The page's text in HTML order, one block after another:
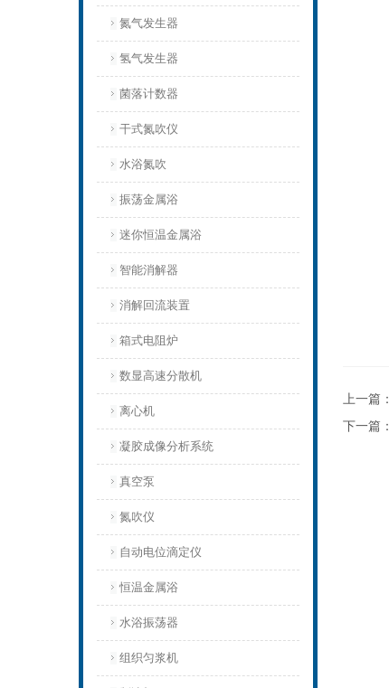
氮气发生器
氢气发生器
菌落计数器
干式氮吹仪
水浴氮吹
振荡金属浴
迷你恒温金属浴
智能消解器
消解回流装置
箱式电阻炉
数显高速分散机
离心机
凝胶成像分析系统
真空泵
氮吹仪
自动电位滴定仪
恒温金属浴
水浴振荡器
组织匀浆机
上一篇：
下一篇：